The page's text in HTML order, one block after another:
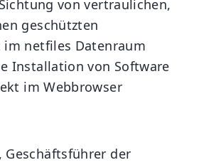
von vertraulichen,
geschützten
netfiles Datenraum
Installation von Software
im Webbrowser
Geschäftsführer der